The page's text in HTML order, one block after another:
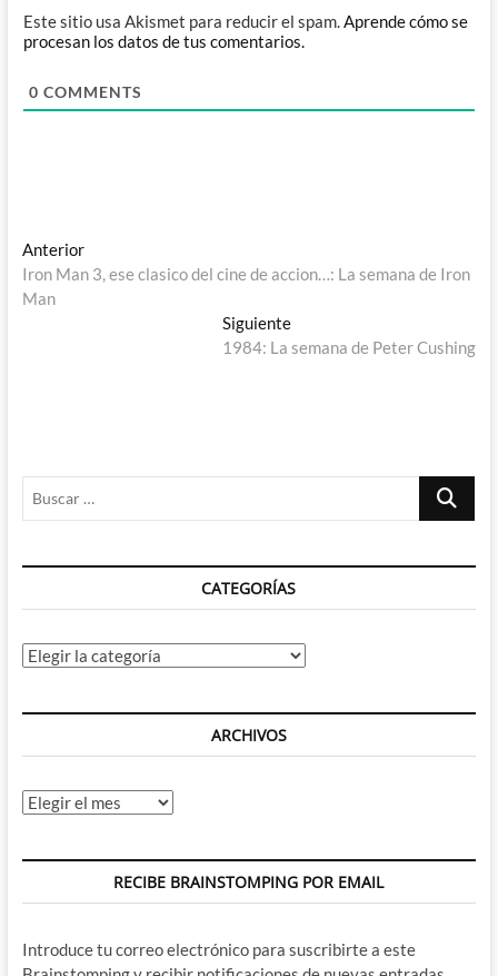
Este sitio usa Akismet para reducir el spam.Aprende cómo se
procesan los datos de tus comentarios.
0 COMMENTS
Navegación
de
AnteriorEntrada
anterior:
Iron Man 3, ese clasico del cine de accion…: La semana de Iron
Man
SiguienteEntrada
siguiente:
1984: La semana de Peter Cushing
Buscar
CATEGORÍAS
Categorías
ARCHIVOS
Archivos
RECIBE BRAINSTOMPING POR EMAIL
Introduce tu correo electrónico para suscribirte a este